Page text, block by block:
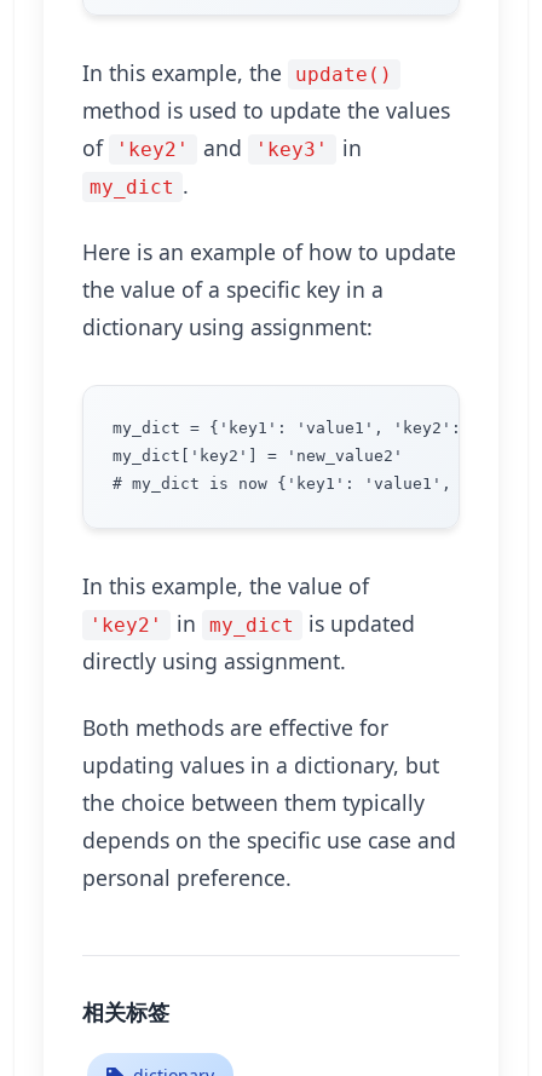
In this example, the update()
method is used to update the values
of
'key2' and 'key3' in
my_dict .
Here is an example of how to update
the value of a specific key in a
dictionary using assignment:
my_dict = {'key1': 'value1', 'key2':
my_dict['key2'] = 'new_value2'
In this example, the value of
'key2' in my_dict
is updated
directly using assignment.
Both methods are effective for
updating values in a dictionary, but
the choice between them typically
depends on the specific use case and
personal preference.
相关标签